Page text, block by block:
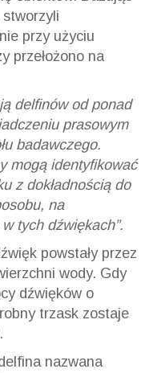
stworzyli
przy użyciu
przełożono na
delfinów od ponad
prasowym
badawczego.
mogą identyfikować
z dokładnością do
na
tych dźwiękach”.
powstały przez
wody. Gdy
dźwięków o
trzask zostaje
nazwana